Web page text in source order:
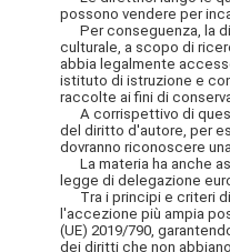
possono vendere per
Per conseguenza, la
culturale, a scopo di
abbia legalmente
istituto di istruzione e
raccolte ai fini di
A corrispettivo di
del diritto d'autore, per
dovranno riconoscere
La materia ha anche
legge di delegazione
Tra i principi e criteri
l'accezione più ampia
(UE) 2019/790,
dei diritti che non